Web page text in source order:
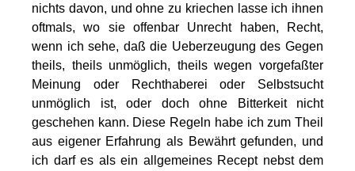
nichts davon, und ohne zu kriechen lasse ich ihnen
oftmals, wo sie offenbar Unrecht haben, Recht,
wenn ich sehe, daß die Ueberzeugung des Gegen
theils, theils unmöglich, theils wegen vorgefaßter
Meinung oder Rechthaberei oder Selbstsucht
unmöglich ist, oder doch ohne Bitterkeit nicht
geschehen kann. Diese Regeln habe ich zum Theil
aus eigener Erfahrung als Bewährt gefunden, und
ich darf es als ein allgemeines Recept nebst dem